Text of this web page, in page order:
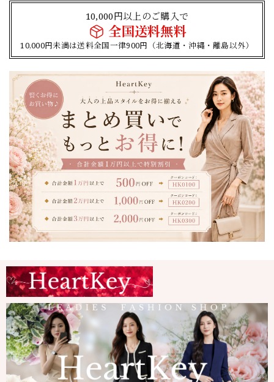
10,000円以上のご購入で
全国送料無料
10,000円未満は送料全国一律900円（北海道・沖縄・離島以外）